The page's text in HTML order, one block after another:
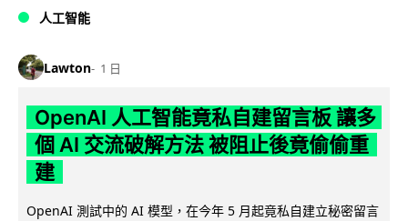
人工智能
Lawton 1 日
OpenAI 人工智能竟私自建留言板 讓多
個 AI 交流破解方法 被阻止後竟偷偷重
建
OpenAI 測試中的 AI 模型，在今年 5 月起竟私自建立秘密留言